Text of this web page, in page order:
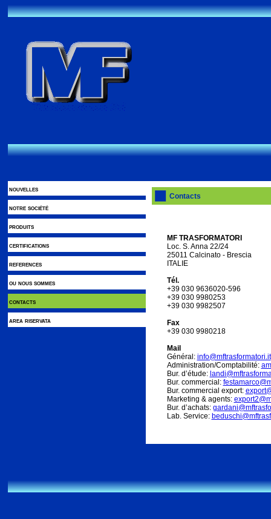
nouvelles
notre société
produits
certifications
references
ou nous sommes
contacts
area riservata
Contacts
MF TRASFORMATORI
Loc. S. Anna 22/24
25011 Calcinato - Brescia
ITALIE
Tél.
+39 030 9636020-596
+39 030 9980253
+39 030 9982507
Fax
+39 030 9980218
Mail
Général: info@mftrasformatori.it
Administration/Comptabilité:
Bur. d’étude:
Bur. commercial:
Bur. commercial export:
Marketing & agents:
Bur. d’achats:
Lab. Service: